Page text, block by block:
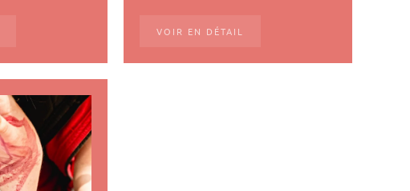
VOIR EN DÉTAIL